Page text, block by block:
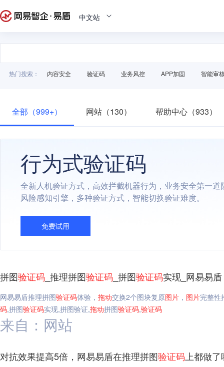
中文站
热门搜索： 内容安全 验证码 业务风控 APP加固 智能审
全部（999+） 网站（130） 帮助中心（933）
行为式验证码
全新人机验证方式，高效拦截机器行为，业务安全第一道
风险感知引擎，多种验证方式，智能切换验证难度。
免费试用
拼图验证码 _推理拼图验证码 _拼图验证码实现_网易易盾
网易易盾推理拼图验证码体验， 拖动交换2个图块复原图片 ， 图片完整性
码,拼图验证码实现,拼图验证,拖动拼图验证码,验证码
来自：网站
对抗效果提高5倍，网易易盾在推理拼图验证码 上都做